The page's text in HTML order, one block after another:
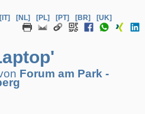
[IT] [NL] [PL] [PT] [BR] [UK]
Forum am Park -